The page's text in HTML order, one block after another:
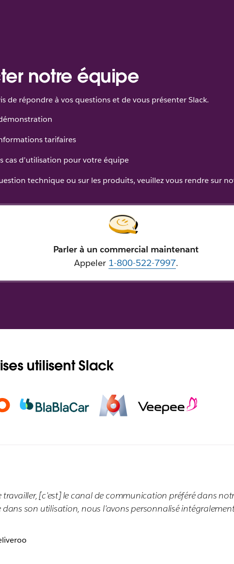
notre équipe
de répondre à vos questions et de vous présenter Slack.
tarifaires
cas d’utilisation pour votre équipe
technique ou sur les produits, veuillez vous rendre sur
Parler à un commercial maintenant
Appeler 1-800-522-7997.
utilisent Slack
[c'est] le canal de communication préféré dans
son utilisation, nous l'avons personnalisé